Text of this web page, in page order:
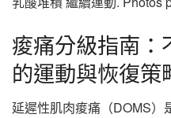
痠痛分級指南
的運動與恢復策
延遲性肌肉痠痛（DOMS）